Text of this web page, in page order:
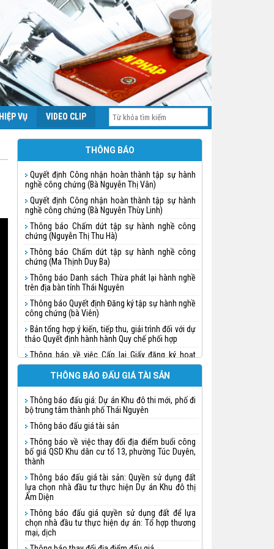
VỤ VIDEO CLIP
THÔNG BÁO
Quyết định Công nhận hoàn thành tập sự hành
nghề công chứng (Bà Nguyễn Thị Vân)
Quyết định Công nhận hoàn thành tập sự hành
nghề công chứng (Bà Nguyễn Thùy Linh)
Thông báo Chấm dứt tập sự hành nghề công
chứng (Nguyễn Thị Thu Hà)
Thông báo Chấm dứt tập sự hành nghề công
chứng (Ma Thịnh Duy Ba)
Thông báo Danh sách Thừa phát lại hành nghề
trên địa bàn tỉnh Thái Nguyên
Thông báo Quyết định Đăng ký tập sự hành nghề
công chứng (bà Viên)
Bản tổng hợp ý kiến, tiếp thu, giải trình đối với dự
thảo Quyết định hành hành Quy chế phối hợp
Thông báo về việc Cấp lại Giấy đăng ký hoạt
động cho Công ty đấu giá hợp danh Tuấn Khánh
Thông báo quyết định Đăng ký tập sự hành nghề
Thông báo quyết định Đăng ký tập sự hành nghề
công chứng (Triệu Thị Thanh Doãn)
Thông báo quyết định Đăng ký tập sự hành nghề
công chứng
Thông báo quyết định Đăng ký tập sự hành nghề
công chứng (Chu Ngọc Linh)
Thông báo về việc đăng ký hành nghề và cấp
thẻ Thừa phát lại cho bà Lưu Vũ Nhật Minh
Thông báo về việc thành lập Văn phòng Thừa
phát lại trên địa bàn tỉnh Thái Nguyên
Thông báo việc thụ lý công chứng phân chia di
sản (Văn phòng công chứng Bùi Hạ)
THÔNG BÁO ĐẤU GIÁ TÀI SẢN
Thông báo đấu giá: Dự án Khu đô thi mới, phố đi
bộ trung tâm thành phố Thái Nguyên
Thông báo đấu giá tài sản
Thông báo về việc thay đổi địa điểm buổi công
bố giá QSD Khu dân cư tổ 13, phường Túc Duyên,
thành
Thông báo đấu giá tài sản: Quyền sử dụng đất
lựa chọn nhà đầu tư thực hiện Dự án Khu đô thị
Ấm Diện
Thông báo đấu giá quyền sử dụng đất để lựa
chọn nhà đầu tư thực hiện dự án: Tổ hợp thương
mại, dịch